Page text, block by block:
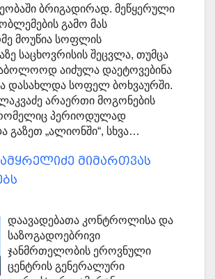
ბრიგადირად. მეწყერული
გამო მას
მოუწია სოფლის
საცხოვრისის შეცვლა, თუმცა
აიძულა დაეტოვებინა
დასახლდა სოფელ ბოხვაურში.
არაერთი მოგონების
პერიოდულად
გაზეთ „ალიონში“, სხვა…
მიმართვას
დაავადებათა კონტროლისა და
საზოგადოებრივი
ჯანმრთელობის ეროვნული
ცენტრის გენერალური